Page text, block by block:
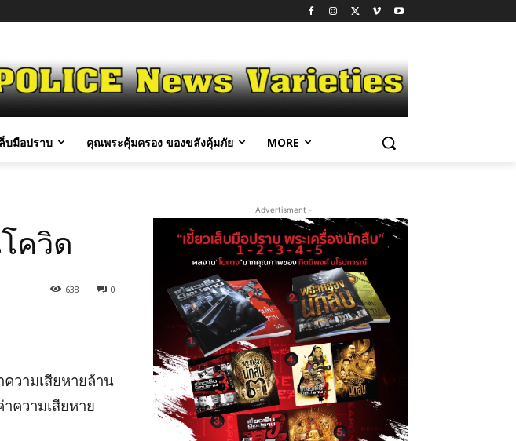
บมือปราบ คุณพระคุ้มครอง ของขลังคุ้มภัย MORE
ควิด
0
638
วามเสียหายล้าน
ความเสียหาย
- Advertisment -